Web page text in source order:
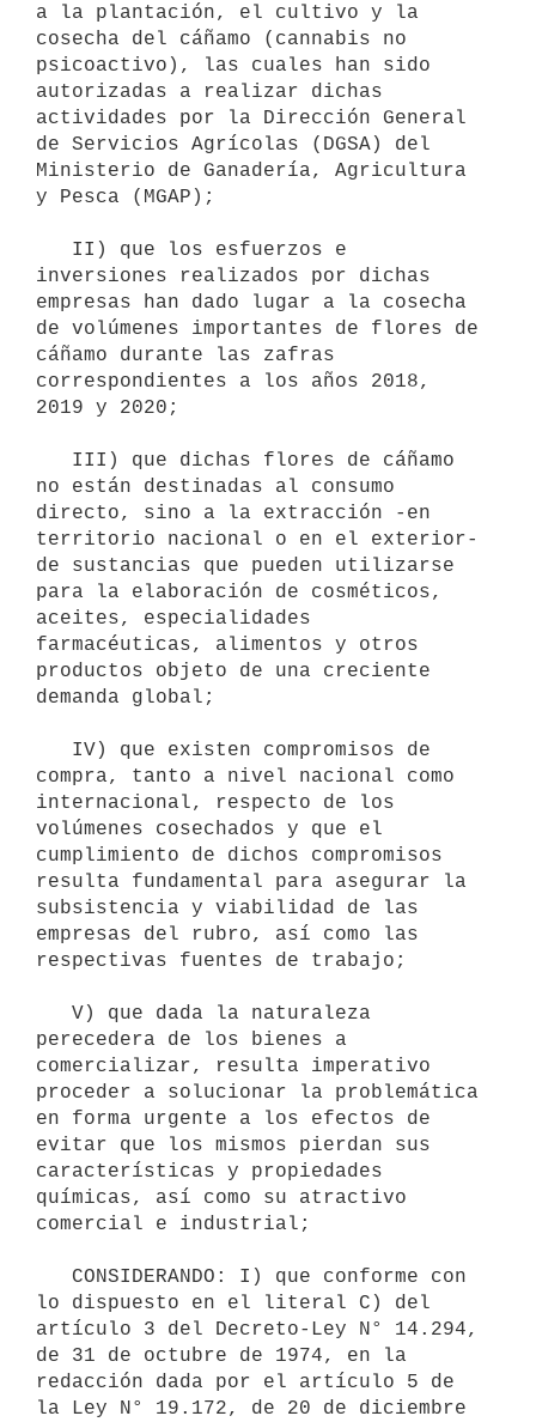
a la plantación, el cultivo y la
cosecha del cáñamo (cannabis no
psicoactivo), las cuales han sido
autorizadas a realizar dichas
actividades por la Dirección General
de Servicios Agrícolas (DGSA) del
Ministerio de Ganadería, Agricultura
y Pesca (MGAP);
inversiones realizados por dichas
empresas han dado lugar a la cosecha
de volúmenes importantes de flores de
cáñamo durante las zafras
correspondientes a los años 2018,
2019 y 2020;
no están destinadas al consumo
directo, sino a la extracción -en
territorio nacional o en el exterior-
de sustancias que pueden utilizarse
para la elaboración de cosméticos,
aceites, especialidades
farmacéuticas, alimentos y otros
productos objeto de una creciente
demanda global;
compra, tanto a nivel nacional como
internacional, respecto de los
volúmenes cosechados y que el
cumplimiento de dichos compromisos
resulta fundamental para asegurar la
subsistencia y viabilidad de las
empresas del rubro, así como las
respectivas fuentes de trabajo;
perecedera de los bienes a
comercializar, resulta imperativo
proceder a solucionar la problemática
en forma urgente a los efectos de
evitar que los mismos pierdan sus
características y propiedades
químicas, así como su atractivo
comercial e industrial;
lo dispuesto en el literal C) del
artículo 3 del Decreto-Ley N° 14.294,
de 31 de octubre de 1974, en la
redacción dada por el artículo 5 de
la Ley N° 19.172, de 20 de diciembre